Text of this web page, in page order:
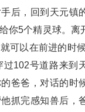
后，回到天元镇
你5个精灵球。离
可以在前进的时
过102号道路来到
爸爸，对话的时
抓完感知兽后，